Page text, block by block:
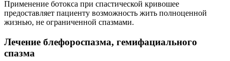
Применение ботокса при спастической кривошее
предоставляет пациенту возможность жить полноценной
жизнью, не ограниченной спазмами.
Лечение блефороспазма, гемифациального
спазма